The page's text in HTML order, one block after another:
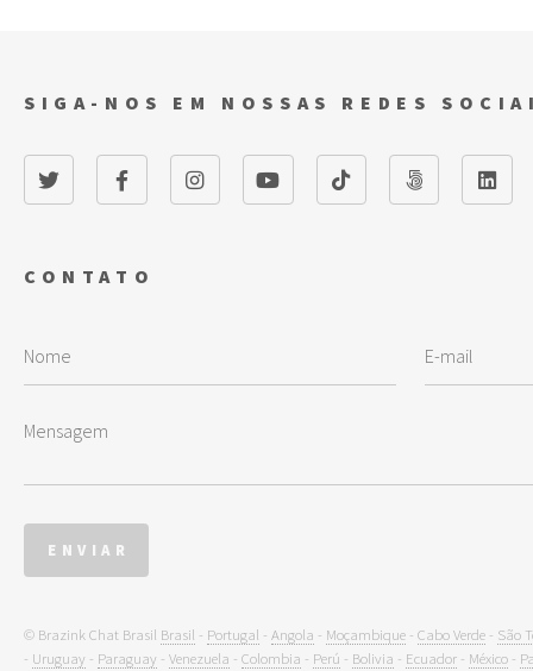
CONTATO
SIGA-NOS EM NOSSAS REDES
© Brazink Chat Brasil Brasil - Portugal - Angola - Moçambique - Cabo Verde - São
- Uruguay - Paraguay - Venezuela - Colombia - Perú - Bolivia - Ecuador - México -